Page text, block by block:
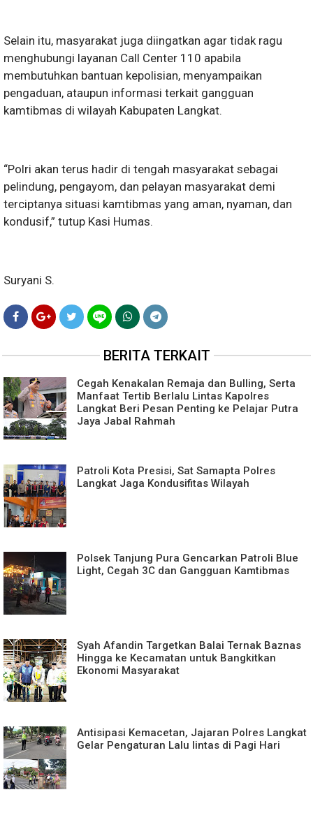
Selain itu, masyarakat juga diingatkan agar tidak ragu
menghubungi layanan Call Center 110 apabila
membutuhkan bantuan kepolisian, menyampaikan
pengaduan, ataupun informasi terkait gangguan
kamtibmas di wilayah Kabupaten Langkat.
“Polri akan terus hadir di tengah masyarakat sebagai
pelindung, pengayom, dan pelayan masyarakat demi
terciptanya situasi kamtibmas yang aman, nyaman, dan
kondusif,” tutup Kasi Humas.
Suryani S.
BERITA TERKAIT
Cegah Kenakalan Remaja dan Bulling, Serta
Manfaat Tertib Berlalu Lintas Kapolres
Langkat Beri Pesan Penting ke Pelajar Putra
Jaya Jabal Rahmah
Patroli Kota Presisi, Sat Samapta Polres
Langkat Jaga Kondusifitas Wilayah
Polsek Tanjung Pura Gencarkan Patroli Blue
Light, Cegah 3C dan Gangguan Kamtibmas
Syah Afandin Targetkan Balai Ternak Baznas
Hingga ke Kecamatan untuk Bangkitkan
Ekonomi Masyarakat
Antisipasi Kemacetan, Jajaran Polres Langkat
Gelar Pengaturan Lalu lintas di Pagi Hari